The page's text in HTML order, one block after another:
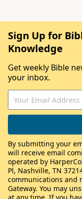
Sign Up for
Knowledge
Get weekly Bible
your inbox.
By submitting your
will receive email
operated by
Pl, Nashville, TN
communications and
Gateway. You may